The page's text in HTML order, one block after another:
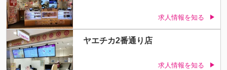
求人情報を知る
ヤエチカ2番通り店
求人情報を知る